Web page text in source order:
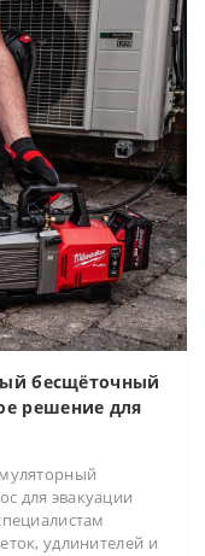
бесщёточный
решение для
для эвакуации
удлинителей и